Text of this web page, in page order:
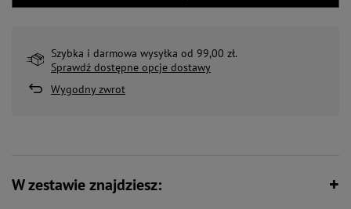
Szybka i darmowa wysyłka od 99,00 zł.
Sprawdź dostępne opcje dostawy
Wygodny zwrot
W zestawie znajdziesz: